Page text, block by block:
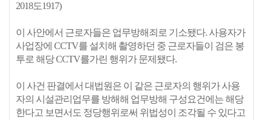
2018도1917)
이 사안에서 근로자들은 업무방해죄로 기소됐다. 사용자가
사업장에 CCTV를 설치해 촬영하던 중 근로자들이 검은 봉
투로 해당 CCTV를가린 행위가 문제됐다.
이 사건 판결에서 대법원은 이 같은 근로자의 행위가 사용
자의 시설관리업무를 방해해 업무방해 구성요건에는 해당
한다고 보면서도 정당행위로써 위법성이 조각될 수 있다고